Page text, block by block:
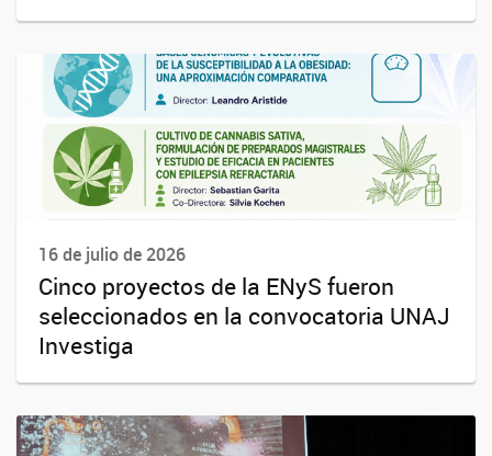
16 de julio de 2026
Cinco proyectos de la ENyS fueron
seleccionados en la convocatoria UNAJ
Investiga